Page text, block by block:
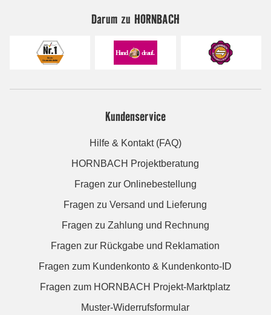
Darum zu HORNBACH
Kundenservice
Hilfe & Kontakt (FAQ)
HORNBACH Projektberatung
Fragen zur Onlinebestellung
Fragen zu Versand und Lieferung
Fragen zu Zahlung und Rechnung
Fragen zur Rückgabe und Reklamation
Fragen zum Kundenkonto & Kundenkonto-ID
Fragen zum HORNBACH Projekt-Marktplatz
Muster-Widerrufsformular